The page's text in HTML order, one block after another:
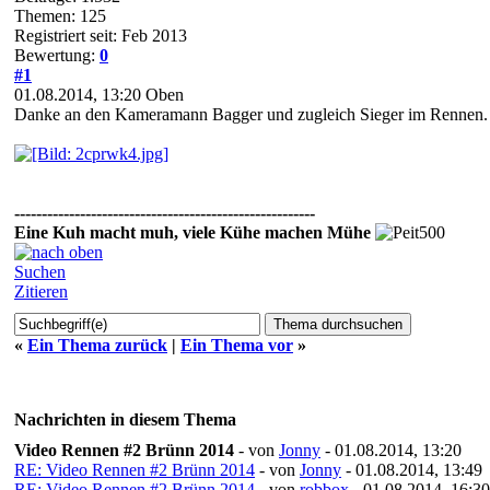
Themen: 125
Registriert seit: Feb 2013
Bewertung: 0
#1
01.08.2014, 13:20 Oben
Danke an den Kameramann Bagger und zugleich Sieger im
-------------------------------------------------------
Eine Kuh macht muh, viele Kühe machen Mühe
Suchen
Zitieren
« Ein Thema zurück | Ein Thema vor »
Nachrichten in diesem Thema
Video Rennen #2 Brünn 2014 - von Jonny - 01.08.2014, 13:20
RE: Video Rennen #2 Brünn 2014 - von Jonny - 01.08.2014, 13:49